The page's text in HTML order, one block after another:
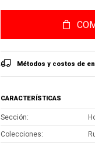
Métodos y costos de
CARACTERÍSTICAS
Sección
Colecciones